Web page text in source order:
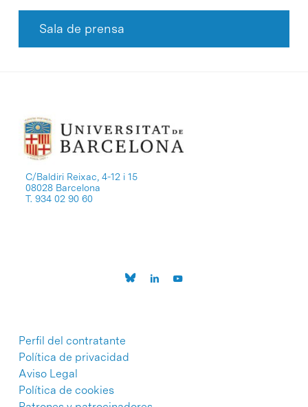
Sala de prensa
C/Baldiri Reixac, 4-12 i 15
08028 Barcelona
T. 934 02 90 60
Perfil del contratante
Política de privacidad
Aviso Legal
Política de cookies